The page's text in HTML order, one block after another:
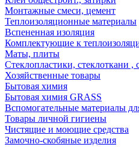
Монтажные смеси, цемент
Теплоизоляционные материалы
Вспененная изоляция
Комплектующие к
Маты, плиты
Стеклопластики, стеклоткани
Хозяйственные товары
Бытовая химия
Бытовая химия GRASS
Вспомогательные материалы
Товары личной гигиены
Чистящие и моющие средства
Замочно-скобяные изделия